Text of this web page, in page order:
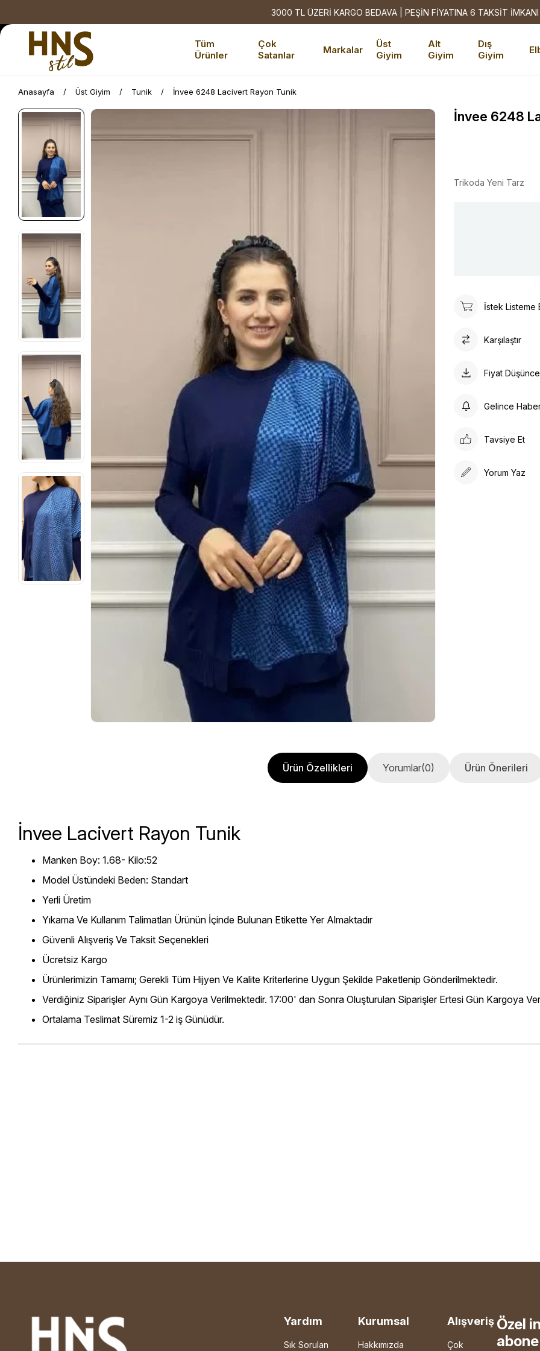
3000 TL ÜZERİ KARGO BEDAVA | PEŞİN FİYATINA 6 TAKSİT İMKANI
Tüm
Ürünler
Çok
Satanlar
Markalar
Üst
Giyim
Alt
Giyim
Dış
Giyim
Anasayfa Üst Giyim Tunik İnvee 6248 Lacivert Rayon Tunik
İnvee 6248
Trikoda Yeni Tarz
İstek Listeme
Karşılaştır
Fiyat
Gelince
Tavsiye Et
Yorum Yaz
Ürün Özellikleri Yorumlar(0) Ürün Önerileri
İnvee Lacivert Rayon Tunik
Manken Boy: 1.68- Kilo:52
Model Üstündeki Beden: Standart
Yerli Üretim
Yıkama Ve Kullanım Talimatları Ürünün İçinde Bulunan Etikette Yer Almaktadır
Güvenli Alışveriş Ve Taksit Seçenekleri
Ücretsiz Kargo
Ürünlerimizin Tamamı; Gerekli Tüm Hijyen Ve Kalite Kriterlerine Uygun Şekilde Paketlenip Gönderilmektedir.
Verdiğiniz Siparişler Aynı Gün Kargoya Verilmektedir. 17:00' dan Sonra Oluşturulan Siparişler Ertesi Gün Kargoya
Ortalama Teslimat Süremiz 1-2 iş Günüdür.
Yardım
Sık Sorulan
Kurumsal
Hakkımızda
Alışveriş
Çok
Özel